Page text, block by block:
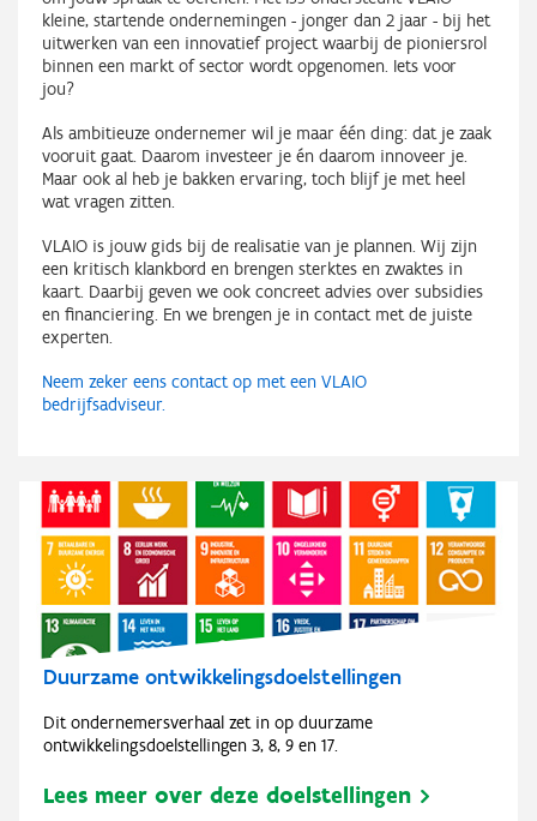
kleine, startende ondernemingen - jonger dan 2 jaar - bij het
uitwerken van een innovatief project waarbij de pioniersrol
binnen een markt of sector wordt opgenomen. Iets voor
jou?
Als ambitieuze ondernemer wil je maar één ding: dat je zaak
vooruit gaat. Daarom investeer je én daarom innoveer je.
Maar ook al heb je bakken ervaring, toch blijf je met heel
wat vragen zitten.
VLAIO is jouw gids bij de realisatie van je plannen. Wij zijn
een kritisch klankbord en brengen sterktes en zwaktes in
kaart. Daarbij geven we ook concreet advies over subsidies
en financiering. En we brengen je in contact met de juiste
experten.
Neem zeker eens contact op met een VLAIO
bedrijfsadviseur.
Duurzame ontwikkelingsdoelstellingen
Dit ondernemersverhaal zet in op duurzame
ontwikkelingsdoelstellingen 3, 8, 9 en 17.
Lees meer over deze doelstellingen